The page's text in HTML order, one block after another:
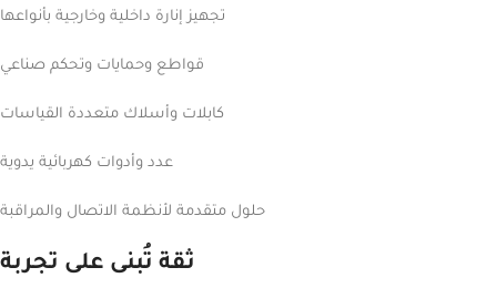
تجهيز إنارة داخلية وخارجية بأنواعها
قواطع وحمايات وتحكم صناعي
كابلات وأسلاك متعددة القياسات
عدد وأدوات كهربائية يدوية
حلول متقدمة لأنظمة الاتصال والمراقبة
ثقة تُبنى على تجربة